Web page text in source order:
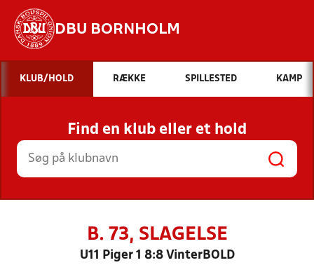
DBU BORNHOLM
Hvad vil du søge efter?
INDHOLD OG NYHEDER
STILLINGER, RESULTATER, KLUBBER OG
HOLD
KLUB/HOLD RÆKKE SPILLESTED KAMP
Find en klub eller et hold
B. 73, SLAGELSE
U11 Piger 1 8:8 VinterBOLD